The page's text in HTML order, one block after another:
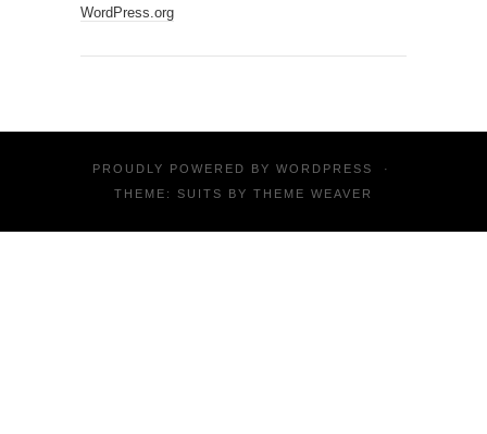
WordPress.org
PROUDLY POWERED BY WORDPRESS
·
THEME: SUITS BY THEME WEAVER